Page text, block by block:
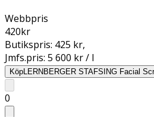
Webbpris
420kr
Butikspris: 425 kr,
Jmfs.pris: 5 600 kr / l
KöpLERNBERGER STAFSING Facial
0